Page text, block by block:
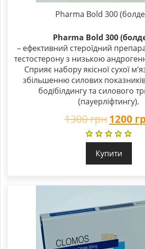
Pharma Bold 300
Pharma Bold 300
– ефективний стероїдний
тестостерону з низькою
Сприяє набору якісної сухої
збільшенню силових
бодібілдингу та силового
(пауерліфтингу).
1300грн1200
Купити